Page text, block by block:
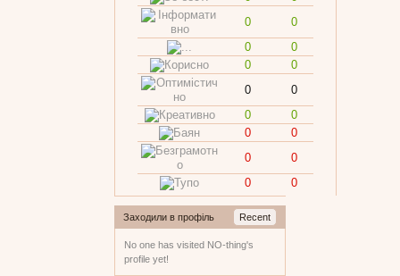
0
0
0
0
0
0
0
0
0
0
0
0
0
0
0
0
Заходили в профіль Recent
No one has visited NO-thing's
profile yet!